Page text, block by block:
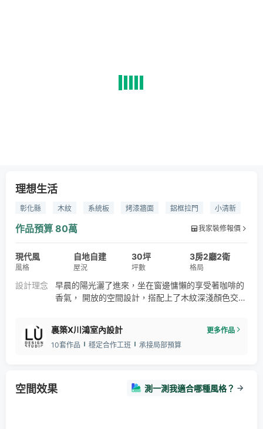
理想生活
彰化縣 木紋 系統板 烤漆牆面 鋁框拉門
小清新
簡約
作品預算 80萬 我家裝修報價
現代風
風格
自地自建
屋況
30坪
坪數
3房2廳2衛
格局
設計理念
早晨的陽光灑了進來，坐在窗邊慵懶的享受著咖啡的
香氣， 開放的空間設計，搭配上了木紋深淺顏色交織
快， 簡約而愜意的生活方式，日常的生活情境，營造
輕鬆的空間氛圍。 ​你(妳)想像的家是怎樣的生活方
裏築X川鴻室內設計
更多作品
10套作品
穩定合作工班 承接局部預算
空間效果 測一測我適合哪種風格？